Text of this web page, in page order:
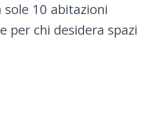
10 abitazioni
per chi desidera spazi